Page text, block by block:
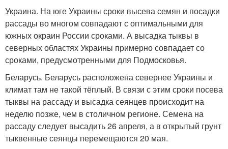
Украина. На юге Украины сроки высева семян и посадки
рассады во многом совпадают с оптимальными для
южных окраин России сроками. А высадка тыквы в
северных областях Украины примерно совпадает со
сроками, предусмотренными для Подмосковья.
Беларусь. Беларусь расположена севернее Украины и
климат там не такой тёплый. В связи с этим сроки посева
тыквы на рассаду и высадка сеянцев происходит на
неделю позже, чем в столичном регионе. Семена на
рассаду следует высадить 26 апреля, а в открытый грунт
тыквенные сеянцы перемещаются 20 мая.